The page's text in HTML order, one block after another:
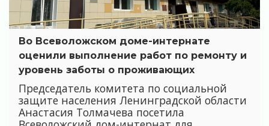
Во Всеволожском доме-интернате
оценили выполнение работ по ремонту и
уровень заботы о проживающих
Председатель комитета по социальной
защите населения Ленинградской области
Анастасия Толмачева посетила